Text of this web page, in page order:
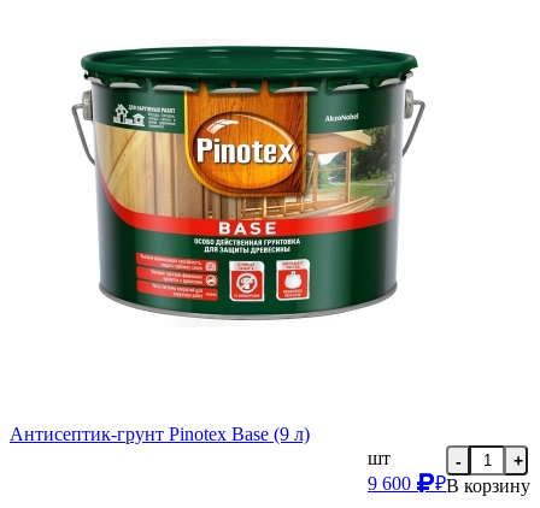
Антисептик-грунт Pinotex Base (9 л)
шт
9 600
₽
- +
В корзину